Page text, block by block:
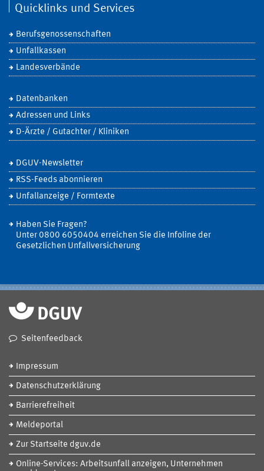
Quicklinks und Services
Berufsgenossenschaften
Unfallkassen
Landesverbände
Datenbanken
Adressen und Links
D-Ärzte / Gutachter / Kliniken
DGUV-Newsletter
RSS-Feeds abonnieren
Unfallanzeige / Formtexte
Haben Sie Fragen?
Unter 0800 6050404 erreichen Sie die Infoline der
Gesetzlichen Unfallversicherung
Seitenfeedback
Impressum
Datenschutzerklärung
Barrierefreiheit
Meldeportal
Zur Startseite dguv.de
Online-Services: Arbeitsunfall anzeigen, Unternehmen